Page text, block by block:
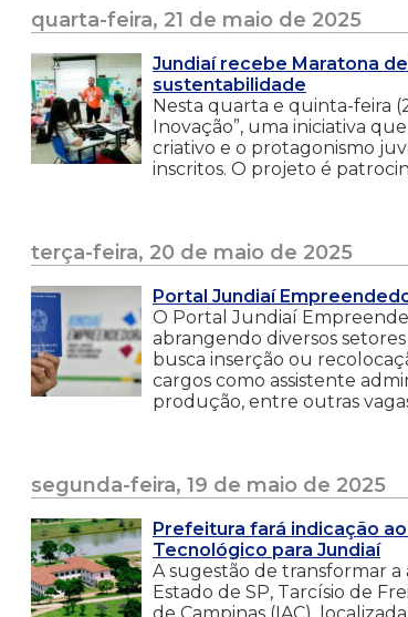
quarta-feira, 21 de maio de 2025
Jundiaí recebe Maratona
sustentabilidade
Nesta quarta e quinta-feira
Inovação”, uma iniciativa
criativo e o protagonismo
inscritos. O projeto é
terça-feira, 20 de maio de 2025
Portal Jundiaí
O Portal Jundiaí
abrangendo diversos
busca inserção ou
cargos como assistente
produção, entre outras
segunda-feira, 19 de maio de 2025
Prefeitura fará indicação
Tecnológico para Jundiaí
A sugestão de transformar
Estado de SP, Tarcísio de
de Campinas (IAC),